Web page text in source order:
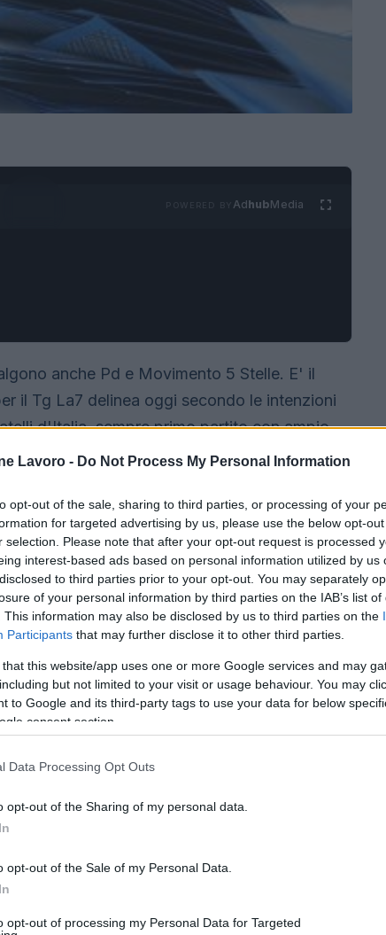
Lavoro - Do Not Process My Personal Information
opt-out of the sale, sharing to third parties, or processing of your
for targeted advertising by us, please use the below opt-
selection. Please note that after your opt-out request is processed
interest-based ads based on personal information utilized by us
to third parties prior to your opt-out. You may separately
of your personal information by third parties on the IAB’s list of
This information may also be disclosed by us to third parties on the
Participants that may further disclose it to other third parties.
that this website/app uses one or more Google services and may
but not limited to your visit or usage behaviour. You may
to Google and its third-party tags to use your data for below
consent section.
Data Processing Opt Outs
opt-out of the Sharing of my personal data.
opt-out of the Sale of my Personal Data.
opt-out of processing my Personal Data for Targeted
AdhubMedia
anche Pd e Movimento 5 Stelle. E' il
il Tg La7 delinea oggi secondo le intenzioni
d'Italia, sempre primo partito con ampio
Stesso passo avanti per il Pd, che arriva al
vale il 12,7%. Anche la Lega cresce dello
Italia che cede lo 0,1% e scende all'8%.
Azione cede lo 0,2% e scende al 3,5%.
(1,9%), che non fanno registrare
fa. —
Info)